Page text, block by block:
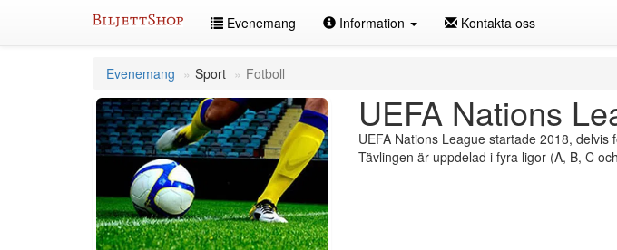
Evenemang Information Kontakta oss
Evenemang Sport Fotboll
UEFA Nations
UEFA Nations League startade 2018,
Tävlingen är uppdelad i fyra ligor (A, B, C